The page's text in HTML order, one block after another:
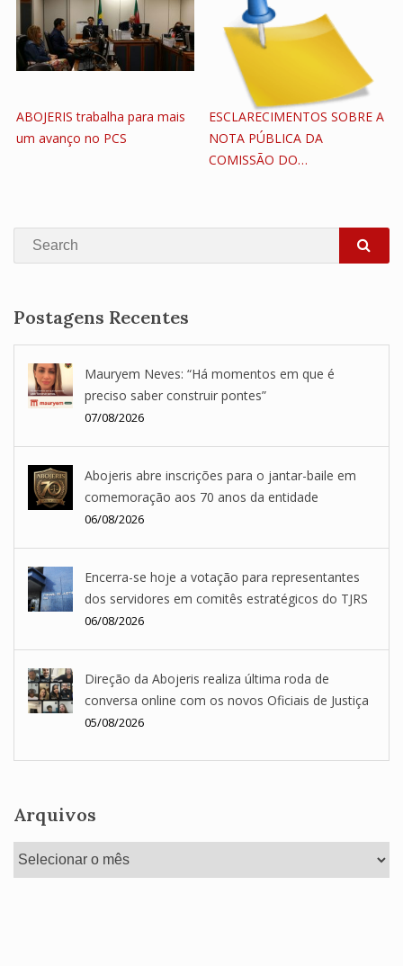
ABOJERIS trabalha para mais
um avanço no PCS
ESCLARECIMENTOS SOBRE A
NOTA PÚBLICA DA
COMISSÃO DO…
Search
Postagens Recentes
Mauryem Neves: “Há momentos em que é
preciso saber construir pontes”
07/08/2026
Abojeris abre inscrições para o jantar-baile em
comemoração aos 70 anos da entidade
06/08/2026
Encerra-se hoje a votação para representantes
dos servidores em comitês estratégicos do TJRS
06/08/2026
Direção da Abojeris realiza última roda de
conversa online com os novos Oficiais de Justiça
05/08/2026
Arquivos
Arquivos